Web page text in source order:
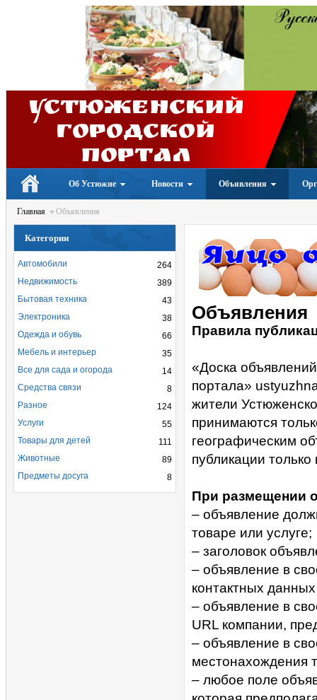
Устюженский
Городской
портал
Об Устюжне Новости Объявления
Главная Объявления
Объявления
Правила
«Доска
портала»
жители
принимаются
географическим
публикации
При размещении
– объявление
товаре или услуге;
– заголовок
– объявление в
контактных
– объявление в
URL компании,
– объявление в
местонахождения
– любое поле
Категории
264
Автомобили
389
Недвижимость
43
Бытовая техника
38
Электроника
66
Одежда и обувь
35
Мебель и интерьер
14
Все для сада и огорода
8
Средства связи
124
Разное
55
Услуги
111
Товары для детей
89
Животные
8
Предметы досуга